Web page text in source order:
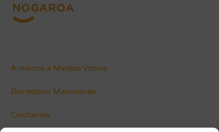
Armarios a Medida Vitoria
Dormitorio Matrimonio
Colchones